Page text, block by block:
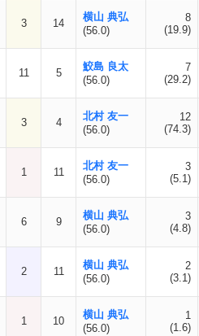
3 14
横山 典弘
(56.0)
8
(19.9)
11 5
鮫島 良太
(56.0)
7
(29.2)
3 4
北村 友一
(56.0)
12
(74.3)
1 11
北村 友一
(56.0)
3
(5.1)
6 9
横山 典弘
(56.0)
3
(4.8)
2 11
横山 典弘
(56.0)
2
(3.1)
1 10
横山 典弘
(56.0)
1
(1.6)